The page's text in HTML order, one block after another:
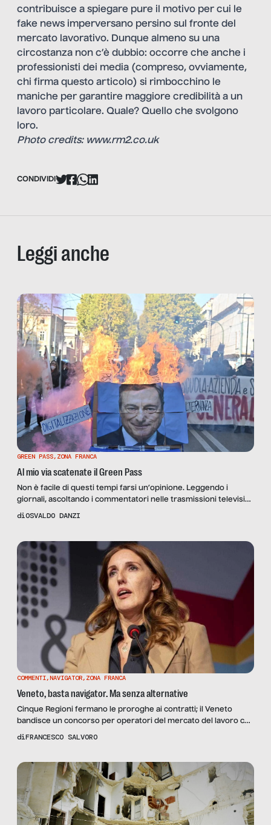
contribuisce a spiegare pure il motivo per cui le
fake news imperversano persino sul fronte del
mercato lavorativo. Dunque almeno su una
circostanza non c’è dubbio: occorre che anche i
professionisti dei media (compreso, ovviamente,
chi firma questo articolo) si rimbocchino le
maniche per garantire maggiore credibilità a un
lavoro particolare. Quale? Quello che svolgono
loro.
Photo credits: www.rm2.co.uk
CONDIVIDI
Leggi anche
GREEN PASS, ZONA FRANCA
Al mio via scatenate il Green Pass
Non è facile di questi tempi farsi un’opinione. Leggendo i
giornali, ascoltando i commentatori nelle trasmissioni televisive
e anche certi acclamati podcast mattutini di rassegne stampa,
di trovarsi dal “lato giusto della barricata” ma […]
diOSVALDO DANZI
COMMENTI,NAVIGATOR, ZONA FRANCA
Veneto, basta navigator. Ma senza alternative
Cinque Regioni fermano le proroghe ai contratti; il Veneto
bandisce un concorso per operatori del mercato del lavoro che
cancella le attività dei navigator. “Un prolungamento di ulteriori
diFRANCESCO SALVORO